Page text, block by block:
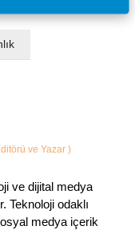
ve Yazar )
ve dijital medya
Teknoloji odaklı
medya içerik